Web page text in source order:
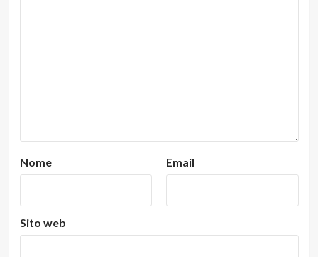
Nome Email
Sito web